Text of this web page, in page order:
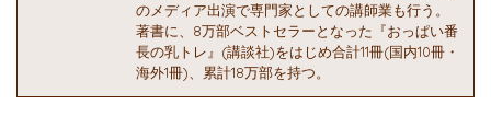
のメディア出演で専門家としての講師業も行う。
著書に、8万部ベストセラーとなった『おっぱい番
長の乳トレ』(講談社)をはじめ合計11冊(国内10冊・
海外1冊)、累計18万部を持つ。